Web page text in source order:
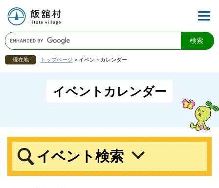
現在地 トップページ > イベントカレンダー
イベントカレンダー
イベント検索